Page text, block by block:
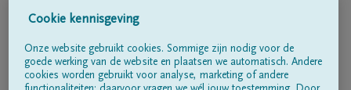
Volg ons op
Cookie kennisgeving
Onze website gebruikt cookies. Sommige zijn nodig voor de
goede werking van de website en plaatsen we automatisch. Andere
cookies worden gebruikt voor analyse, marketing of andere